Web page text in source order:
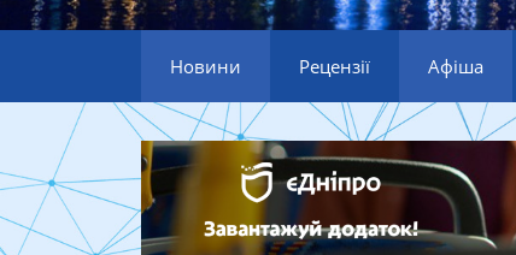
Новини Рецензії Афіша